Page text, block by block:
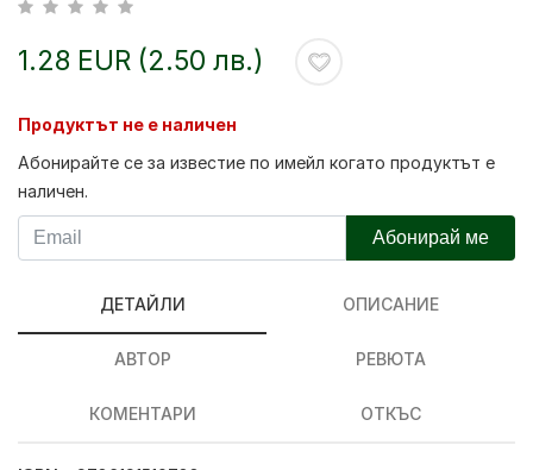
1.28 EUR (2.50 лв.)
Продуктът не е наличен
Абонирайте се за известие по имейл когато продуктът е
наличен.
Абонирай ме
ДЕТАЙЛИ ОПИСАНИЕ
АВТОР РЕВЮТА
КОМЕНТАРИ ОТКЪС